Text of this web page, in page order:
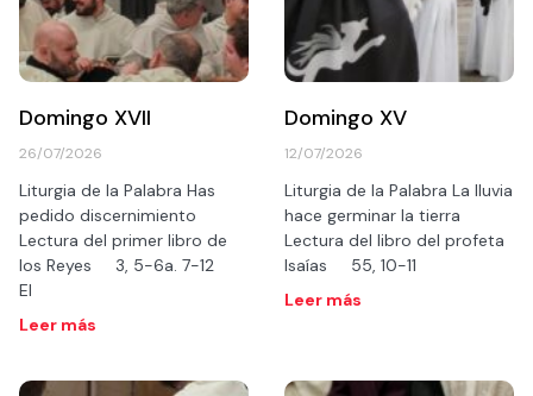
Domingo XVII
26/07/2026
Liturgia de la Palabra Has
pedido discernimiento
Lectura del primer libro de
los Reyes 3, 5-6a. 7-12
El
Leer más
Domingo XV
12/07/2026
Liturgia de la Palabra La lluvia
hace germinar la tierra
Lectura del libro del profeta
Isaías 55, 10-11
Leer más